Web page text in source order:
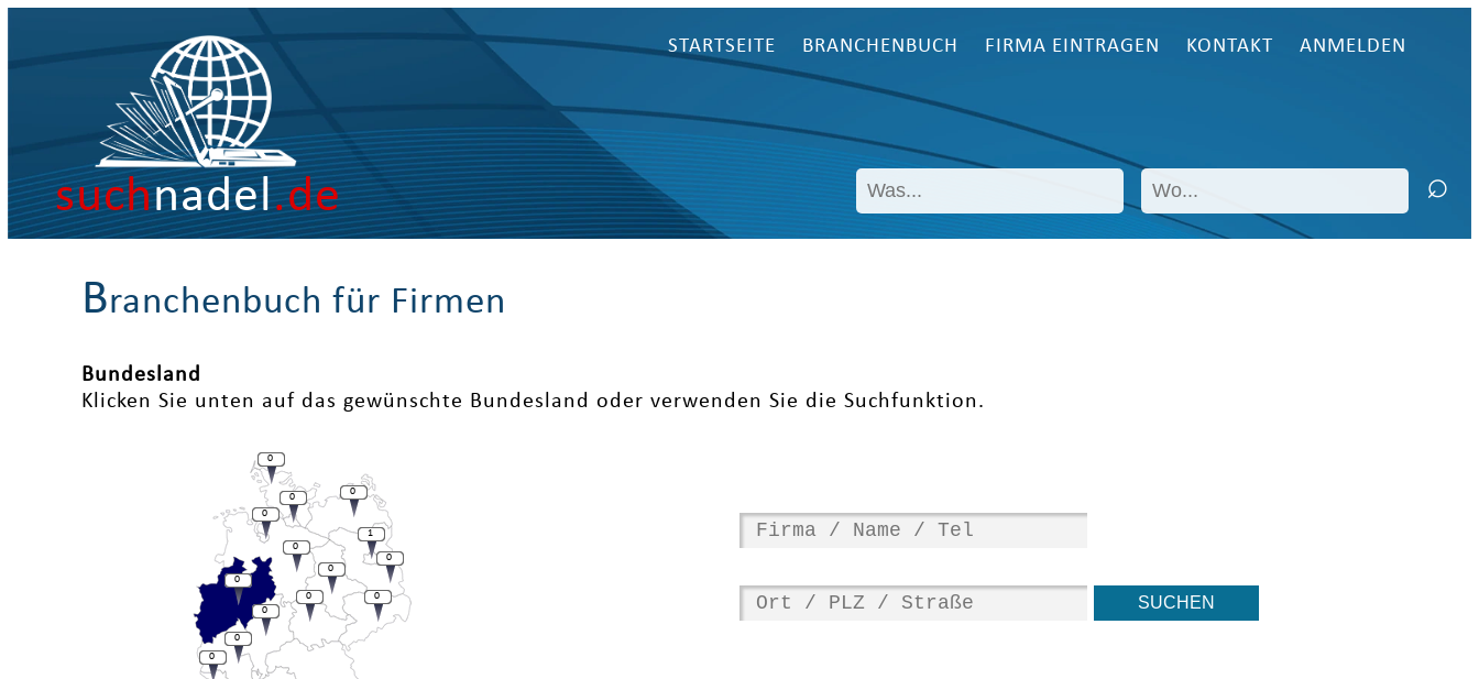
suchnadel.de
STARTSEITE BRANCHENBUCH FIRMA EINTRAGEN KONTAKT ANMELDEN
Branchenbuch für Firmen
Bundesland
Klicken Sie unten auf das gewünschte Bundesland oder verwenden Sie die Suchfunktion.
0
0
0
1
0
0
0
0
0
0
0
0
0
0